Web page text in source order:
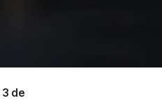
3 de